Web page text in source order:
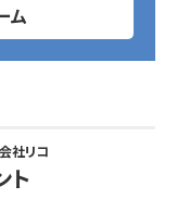
ム
社リコ
ト